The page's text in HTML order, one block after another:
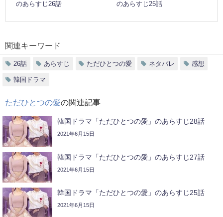
のあらすじ26話
のあらすじ25話
関連キーワード
26話 あらすじ ただひとつの愛 ネタバレ 感想
韓国ドラマ
ただひとつの愛の関連記事
韓国ドラマ「ただひとつの愛」のあらすじ28話
2021年6月15日
韓国ドラマ「ただひとつの愛」のあらすじ27話
2021年6月15日
韓国ドラマ「ただひとつの愛」のあらすじ25話
2021年6月15日